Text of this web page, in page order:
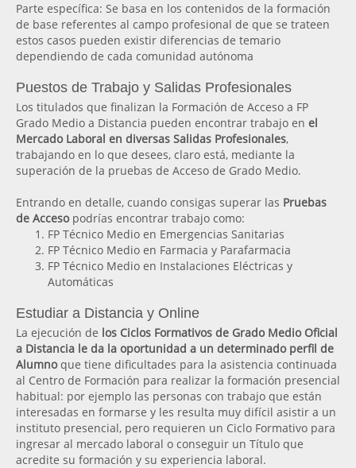
Parte específica: Se basa en los contenidos de la formación
de base referentes al campo profesional de que se trateen
estos casos pueden existir diferencias de temario
dependiendo de cada comunidad autónoma
Puestos de Trabajo y Salidas Profesionales
Los titulados que finalizan la Formación de Acceso a FP
Grado Medio a Distancia pueden encontrar trabajo en el
Mercado Laboral en diversas Salidas Profesionales,
trabajando en lo que desees, claro está, mediante la
superación de la pruebas de Acceso de Grado Medio.
Entrando en detalle, cuando consigas superar las Pruebas
de Accesopodrías encontrar trabajo como:
FP Técnico Medio en Emergencias Sanitarias
FP Técnico Medio en Farmacia y Parafarmacia
FP Técnico Medio en Instalaciones Eléctricas y
Automáticas
Estudiar a Distancia y Online
La ejecución de los Ciclos Formativos de Grado Medio Oficial
a Distancia le da la oportunidad a un determinado perfil de
Alumnoque tiene dificultades para la asistencia continuada
al Centro de Formación para realizar la formación presencial
habitual: por ejemplo las personas con trabajo que están
interesadas en formarse y les resulta muy difícil asistir a un
instituto presencial, pero requieren un Ciclo Formativo para
ingresar al mercado laboral o conseguir un Título que
acredite su formación y su experiencia laboral.